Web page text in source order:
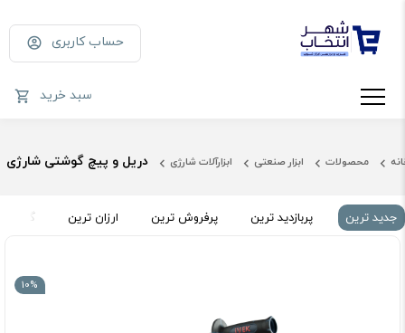
حساب کاربری
سبد خرید
محصولات ابزار صنعتی ابزارآلات شارژی دریل و پیچ گوشتی شارژی
جدید ترین پربازدید ترین پرفروش ترین ارزان ترین گران
10%